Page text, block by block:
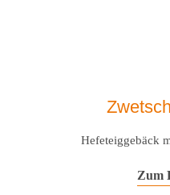
Hefeteiggebäck
Zum